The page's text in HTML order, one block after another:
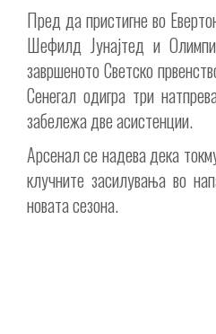
Пред да пристигне во
Шефилд Јунајтед и
завршеното Светско
Сенегал одигра три
забележа две асистенции.
Арсенал се надева дека
клучните засилувања во
новата сезона.